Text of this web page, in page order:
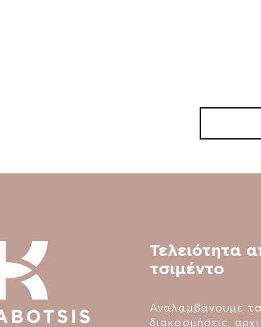
Τελειότητα
τσιμέντο
Αναλαμβάνουμε
διακοσμήσεις,